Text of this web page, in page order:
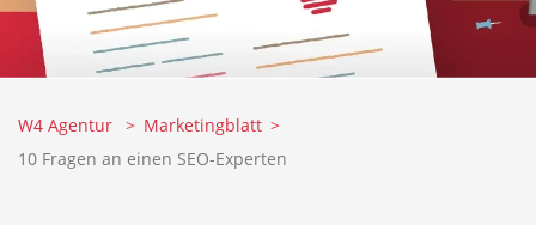
W4 Agentur
Marketingblatt
10 Fragen an einen SEO-Experten